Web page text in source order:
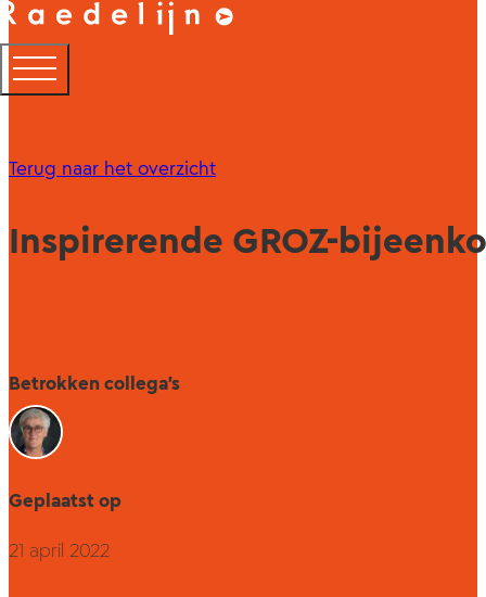
Terug naar het overzicht
Inspirerende GROZ-
Betrokken collega's
Geplaatst op
21 april 2022